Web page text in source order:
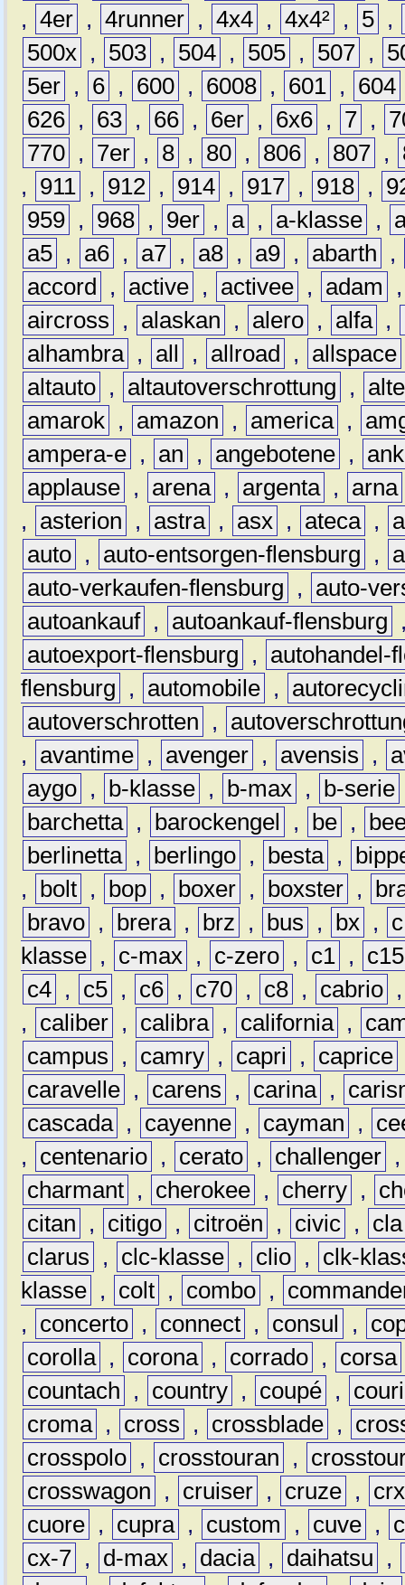
, 4er , 4runner , 4x4 , 4x4² , 5 ,
500x , 503 , 504 , 505 , 507 ,
5er , 6 , 600 , 6008 , 601 , 604
626 , 63 , 66 , 6er , 6x6 , 7 ,
770 , 7er , 8 , 80 , 806 , 807 ,
,
911 , 912 , 914 , 917 , 918 ,
959 , 968 , 9er , a , a-klasse ,
a5 , a6 , a7 , a8 , a9 , abarth
,
accord
, active , activee , adam
aircross
, alaskan , alero , alfa ,
alhambra , all , allroad , allspace
altauto , altautoverschrottung ,
amarok , amazon , america ,
ampera-e , an , angebotene ,
applause , arena , argenta , arna
,
asterion , astra , asx , ateca ,
auto , auto-entsorgen-flensburg ,
auto-verkaufen-flensburg
,
auto-
autoankauf , autoankauf-flensburg
autoexport-flensburg
,
autohandel-
flensburg
, automobile ,
autoverschrotten
,
,
avantime , avenger , avensis ,
aygo , b-klasse , b-max , b-serie
barchetta , barockengel , be ,
berlinetta , berlingo , besta ,
,
bolt , bop , boxer , boxster ,
bravo , brera , brz , bus , bx ,
c
klasse , c-max , c-zero , c1 ,
c15
c4 , c5 , c6 , c70 , c8 , cabrio
,
caliber , calibra , california ,
campus
, camry , capri , caprice
caravelle , carens , carina ,
cascada , cayenne , cayman ,
,
centenario , cerato , challenger
charmant , cherokee , cherry ,
citan
, citigo , citroën , civic ,
cla
clarus
, clc-klasse , clio ,
clk-
klasse , colt , combo ,
,
concerto , connect , consul ,
corolla , corona , corrado , corsa
countach
, country , coupé ,
croma , cross , crossblade ,
crosspolo , crosstouran ,
crosswagon
, cruiser , cruze ,
crx
cuore , cupra , custom , cuve ,
cx-7 , d-max , dacia , daihatsu
,